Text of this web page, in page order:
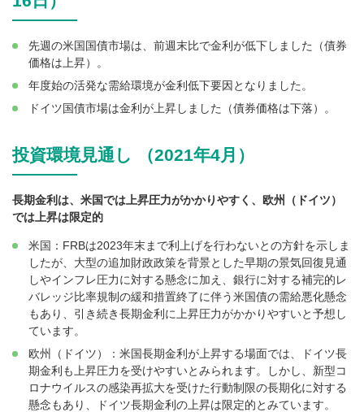
先週の米国国債市場は、前週末比で金利が低下しました（債券
価格は上昇）。
年度始の活発な需給環境が金利低下要因となりました。
ドイツ国債市場は金利が上昇しました（債券価格は下落）。
投資環境見通し （2021年4月）
長期金利は、米国では上昇圧力がかかりやすく、欧州（ドイツ）
では上昇は限定的
米国：FRBは2023年末まで利上げを行わないとの方針を示しま
したが、大型の追加財政政策を背景とした早期の景気回復見通
しやインフレ圧力に対する懸念に加え、銀行に対する補完的レ
バレッジ比率規制の緩和措置終了に伴う米国債の需給悪化懸念
もあり、引き続き長期金利に上昇圧力がかかりやすいと予想し
ています。
欧州（ドイツ）：米国長期金利が上昇する場面では、ドイツ長
期金利も上昇圧力を受けやすいとみられます。しかし、新型コ
ロナウイルスの感染再拡大を受けた行動制限の長期化に対する
懸念もあり、ドイツ長期金利の上昇は限定的とみています。